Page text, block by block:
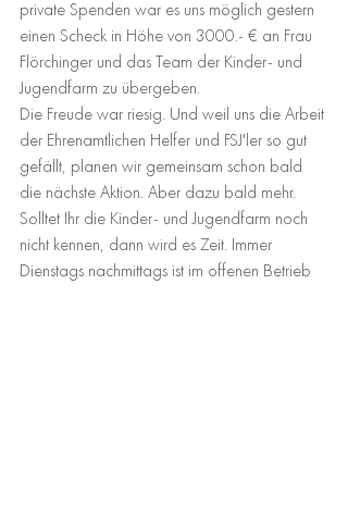
private Spenden war es uns möglich gestern
einen Scheck in Höhe von 3000.- € an Frau
Flörchinger und das Team der Kinder- und
Jugendfarm zu übergeben.
Die Freude war riesig. Und weil uns die Arbeit
der Ehrenamtlichen Helfer und FSJ'ler so gut
gefällt, planen wir gemeinsam schon bald
die nächste Aktion. Aber dazu bald mehr.
Solltet Ihr die Kinder- und Jugendfarm noch
nicht kennen, dann wird es Zeit. Immer
Dienstags nachmittags ist im offenen Betrieb